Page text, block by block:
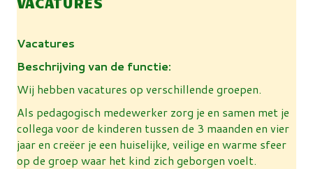
Vacatures
Beschrijving van de functie:
Wij hebben vacatures op verschillende groepen.
Als pedagogisch medewerker zorg je en samen met je
collega voor de kinderen tussen de 3 maanden en vier
jaar en creëer je een huiselijke, veilige en warme sfeer
op de groep waar het kind zich geborgen voelt.